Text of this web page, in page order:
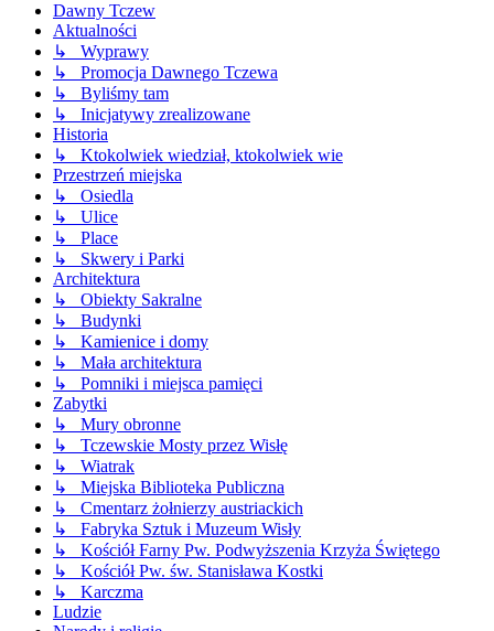
Dawny Tczew
Aktualności
↳ Wyprawy
↳ Promocja Dawnego Tczewa
↳ Byliśmy tam
↳ Inicjatywy zrealizowane
Historia
↳ Ktokolwiek wiedział, ktokolwiek wie
Przestrzeń miejska
↳ Osiedla
↳ Ulice
↳ Place
↳ Skwery i Parki
Architektura
↳ Obiekty Sakralne
↳ Budynki
↳ Kamienice i domy
↳ Mała architektura
↳ Pomniki i miejsca pamięci
Zabytki
↳ Mury obronne
↳ Tczewskie Mosty przez Wisłę
↳ Wiatrak
↳ Miejska Biblioteka Publiczna
↳ Cmentarz żołnierzy austriackich
↳ Fabryka Sztuk i Muzeum Wisły
↳ Kościół Farny Pw. Podwyższenia Krzyża Świętego
↳ Kościół Pw. św. Stanisława Kostki
↳ Karczma
Ludzie